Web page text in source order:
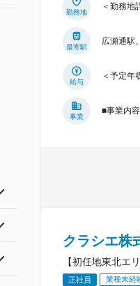
勤務地
＜勤務地
最寄駅
広瀬通駅
給与
＜予定年
事業
■事業内
クラシエ株
【初任地東北エ
正社員 業種未経